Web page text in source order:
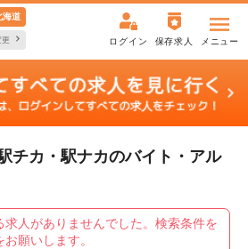
海道
更 ログイン 保存求人 メニュー
チカ・駅ナカのバイト・アル
求人がありませんでした。検索条件を
願いします。